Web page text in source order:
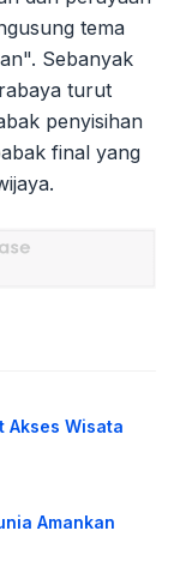
tema
Sebanyak
turut
penyisihan
final yang
Akses Wisata
Amankan